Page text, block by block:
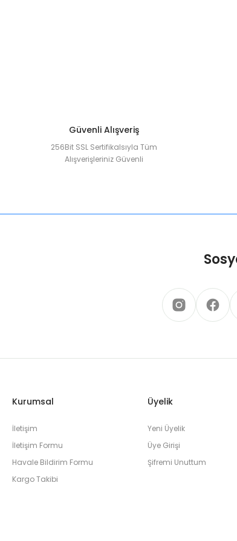
Güvenli Alışveriş
256Bit SSL Sertifikalsıyla Tüm
Alışverişleriniz Güvenli
Kurumsal
İletişim
İletişim Formu
Havale Bildirim Formu
Kargo Takibi
Üyelik
Yeni Üyelik
Üye Girişi
Şifremi Unuttum